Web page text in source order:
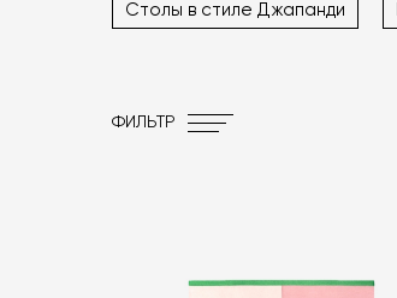
Столы в стиле Джапанди
ФИЛЬТР